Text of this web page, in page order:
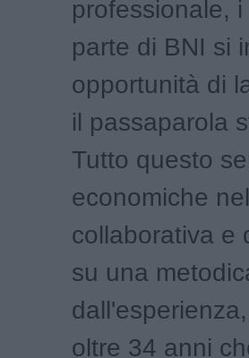
professionale,
parte di BNI si
opportunità di
il passaparola
Tutto questo
economiche
collaborativa e
su una
oltre 34 anni